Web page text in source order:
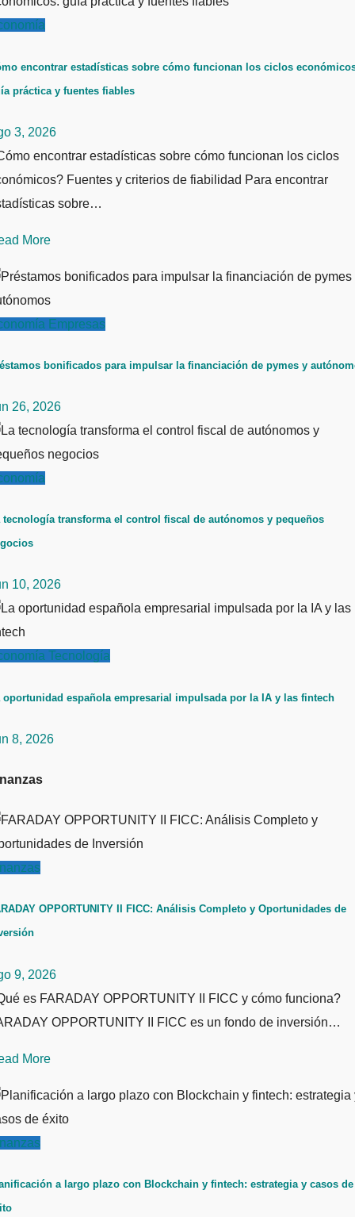
encontrar estadísticas sobre cómo funcionan los ciclos
práctica y fuentes fiables
3, 2026
encontrar estadísticas sobre cómo funcionan los ciclos
Fuentes y criterios de fiabilidad Para encontrar
sobre…
More
Empresas
bonificados para impulsar la financiación de pymes y
26, 2026
tecnología transforma el control fiscal de autónomos y pequeños
10, 2026
Tecnología
oportunidad española empresarial impulsada por la IA y las fintech
8, 2026
OPPORTUNITY II FICC: Análisis Completo y Oportunidades de
9, 2026
es FARADAY OPPORTUNITY II FICC y cómo funciona?
OPPORTUNITY II FICC es un fondo de inversión…
More
a largo plazo con Blockchain y fintech: estrategia y casos de